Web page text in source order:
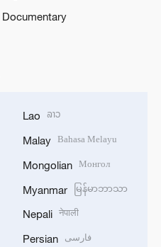
Documentary
Lao ລາວ
Malay Bahasa Melayu
Mongolian Монгол
Myanmar မြန်မာဘာသာ
Nepali नेपाली
Persian فارسی